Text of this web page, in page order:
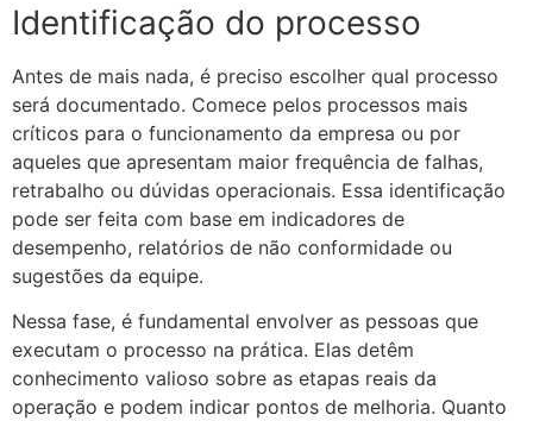
Identificação do processo
Antes de mais nada, é preciso escolher qual processo
será documentado. Comece pelos processos mais
críticos para o funcionamento da empresa ou por
aqueles que apresentam maior frequência de falhas,
retrabalho ou dúvidas operacionais. Essa identificação
pode ser feita com base em indicadores de
desempenho, relatórios de não conformidade ou
sugestões da equipe.
Nessa fase, é fundamental envolver as pessoas que
executam o processo na prática. Elas detêm
conhecimento valioso sobre as etapas reais da
operação e podem indicar pontos de melhoria. Quanto